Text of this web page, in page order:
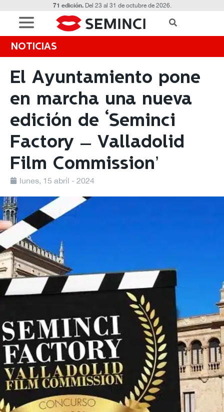
71 edición.Del 23 al 31 de octubre de 2026.
NOTICIAS
El Ayuntamiento pone
en marcha una nueva
edición de ‘Seminci
Factory – Valladolid
Film Commission’
lunes, 15 abril - 2024